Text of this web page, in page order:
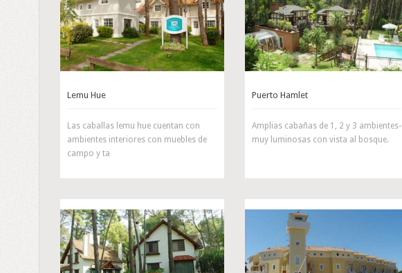
Lemu Hue
Las caballas lemu hue cuentan con
ambientes interiores con muebles de
campo y ta
Puerto Hamlet
Amplias cabañas de 1, 2 y 3 ambientes-
muy luminosas con vista al bosque.